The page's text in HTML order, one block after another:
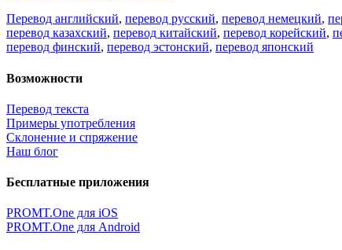
Перевод английский, перевод русский, перевод немецкий,
перевод казахский, перевод китайский, перевод корейский,
перевод финский, перевод эстонский, перевод японский
Возможности
Перевод текста
Примеры употребления
Склонение и спряжение
Наш блог
Бесплатные приложения
PROMT.One для iOS
PROMT.One для Android